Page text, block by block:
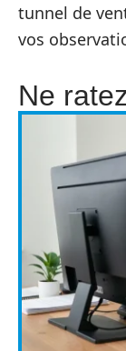
tunnel de
vos
Ne